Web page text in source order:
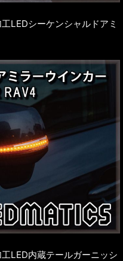
LEDシーケンシャルドアミ
LED内蔵テールガーニッシ